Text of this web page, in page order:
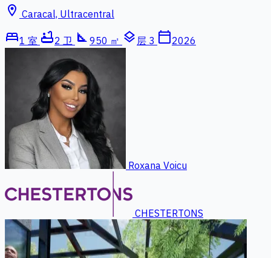
location_on Caracal, Ultracentral
bed1 室 bathtub2 卫 square_foot 950 ㎡ layers 层 3 calendar_today2026
Roxana Voicu
CHESTERTONS